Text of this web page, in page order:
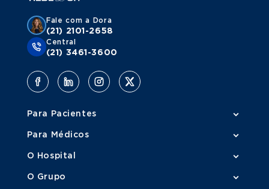
Fale com a Dora
(21) 2101-2658
Central
(21) 3461-3600
Para Pacientes
Para Médicos
O Hospital
O Grupo